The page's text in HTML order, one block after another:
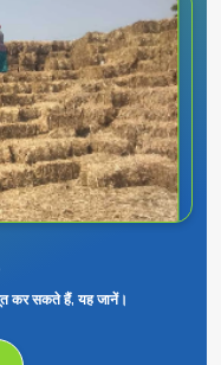
कर सकते हैं, यह जानें।